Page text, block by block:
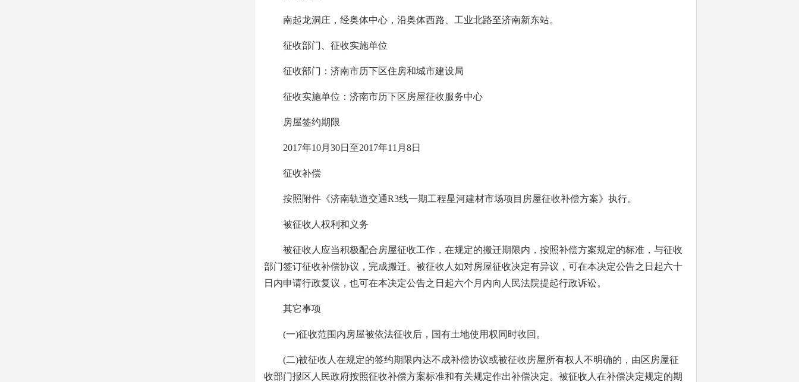
南起龙洞庄，经奥体中心，沿奥体西路、工业北路至济南新东站。
征收部门、征收实施单位
征收部门：济南市历下区住房和城市建设局
征收实施单位：济南市历下区房屋征收服务中心
房屋签约期限
2017年10月30日至2017年11月8日
征收补偿
按照附件《济南轨道交通R3线一期工程星河建材市场项目房屋征收补偿方案》执行。
被征收人权利和义务
被征收人应当积极配合房屋征收工作，在规定的搬迁期限内，按照补偿方案规定的标准，与征收
部门签订征收补偿协议，完成搬迁。被征收人如对房屋征收决定有异议，可在本决定公告之日起六十
日内申请行政复议，也可在本决定公告之日起六个月内向人民法院提起行政诉讼。
其它事项
(一)征收范围内房屋被依法征收后，国有土地使用权同时收回。
(二)被征收人在规定的签约期限内达不成补偿协议或被征收房屋所有权人不明确的，由区房屋征
收部门报区人民政府按照征收补偿方案标准和有关规定作出补偿决定。被征收人在补偿决定规定的期